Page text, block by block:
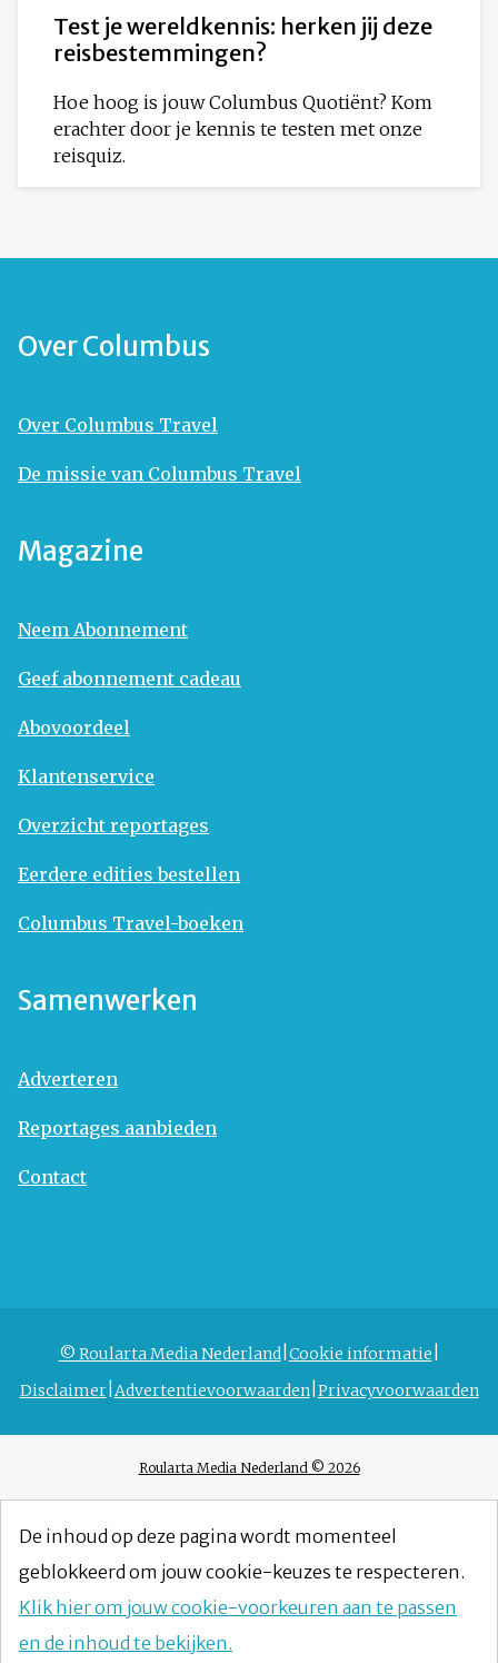
Test je wereldkennis: herken jij deze
reisbestemmingen?
Hoe hoog is jouw Columbus Quotiënt? Kom
erachter door je kennis te testen met onze
reisquiz.
Over Columbus
Over Columbus Travel
De missie van Columbus Travel
Magazine
Neem Abonnement
Geef abonnement cadeau
Abovoordeel
Klantenservice
Overzicht reportages
Eerdere edities bestellen
Columbus Travel-boeken
Samenwerken
Adverteren
Reportages aanbieden
Contact
© Roularta Media Nederland Cookie informatie
Disclaimer Advertentievoorwaarden Privacyvoorwaarden
Roularta Media Nederland © 2026
De inhoud op deze pagina wordt momenteel
geblokkeerd om jouw cookie-keuzes te respecteren.
Klik hier om jouw cookie-voorkeuren aan te passen
en de inhoud te bekijken.